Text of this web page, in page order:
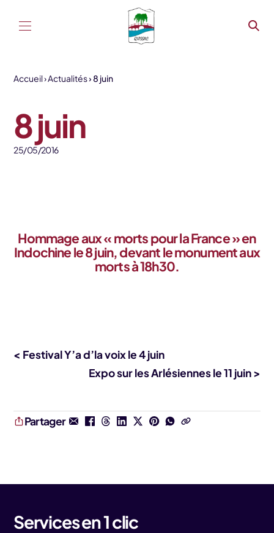
Accueil Actualités 8 juin
8 juin
25/05/2016
Hommage aux « morts pour la France » en
Indochine le 8 juin, devant le monument aux
morts à 18h30.
< Festival Y’a d’la voix le 4 juin
Expo sur les Arlésiennes le 11 juin >
Partager
Services en 1 clic